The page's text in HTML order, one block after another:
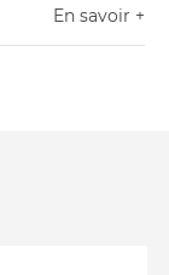
En savoir +